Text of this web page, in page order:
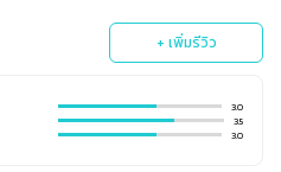
+ เพิ่มรีวิว
3.0
3.5
3.0